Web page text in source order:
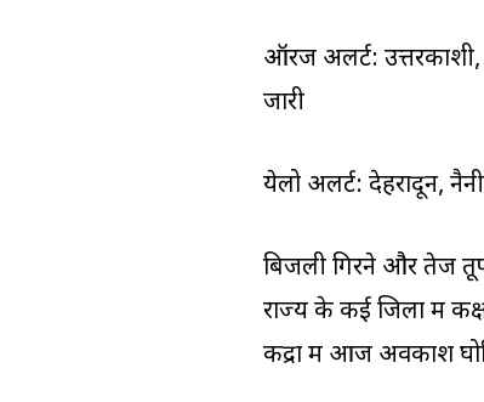
ऑरेंज अलर्ट: उत्तरकाशी,
जारी
येलो अलर्ट: देहरादून,
बिजली गिरने और तेज
राज्य के कई जिलों में
केंद्रों में आज अवकाश